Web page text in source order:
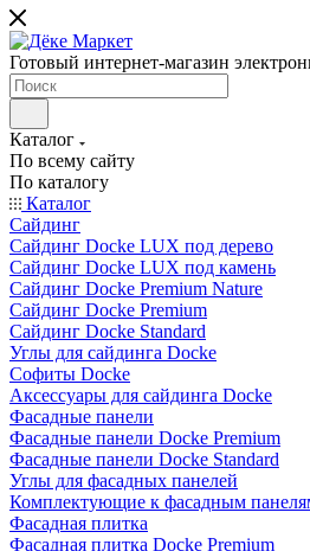
Готовый интернет-магазин
Каталог
По всему сайту
По каталогу
Каталог
Сайдинг
Сайдинг Docke LUX под дерево
Сайдинг Docke LUX под камень
Сайдинг Docke Premium Nature
Сайдинг Docke Premium
Сайдинг Docke Standard
Углы для сайдинга Docke
Софиты Docke
Аксессуары для сайдинга Docke
Фасадные панели
Фасадные панели Docke Premium
Фасадные панели Docke Standard
Углы для фасадных панелей
Комплектующие к фасадным
Фасадная плитка
Фасадная плитка Docke Premium